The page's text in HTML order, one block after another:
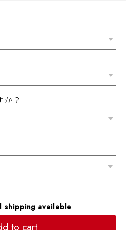
？
shipping available